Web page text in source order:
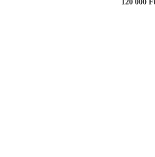
120 000